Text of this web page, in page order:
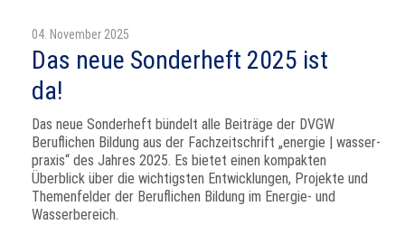
04. November 2025
Das neue Sonderheft 2025 ist
da!
Das neue Sonderheft bündelt alle Beiträge der DVGW
Beruflichen Bildung aus der Fachzeitschrift „energie | wasser-
praxis“ des Jahres 2025. Es bietet einen kompakten
Überblick über die wichtigsten Entwicklungen, Projekte und
Themenfelder der Beruflichen Bildung im Energie- und
Wasserbereich.